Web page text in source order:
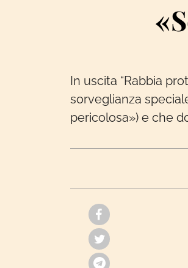
In uscita “Rabbia
sorveglianza
pericolosa») e che